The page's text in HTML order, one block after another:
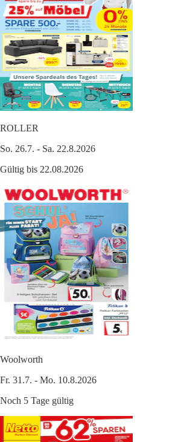
ROLLER
So. 26.7. - Sa. 22.8.2026
Gültig bis 22.08.2026
Woolworth
Fr. 31.7. - Mo. 10.8.2026
Noch 5 Tage gültig